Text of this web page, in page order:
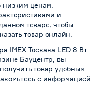
низким ценам.
и
товаре, чтобы
товар онлайн.
IMEX Тоскана LED 8 Вт
Бауцентр, вы
товар удобным
с информацией